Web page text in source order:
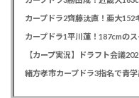
カープドラ2齊藤汰直！亜大152
【カープ実況】ドラフト会議